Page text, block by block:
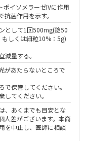
ポイソメラーゼIVに作用
抗菌作用を示す。
として1回500mg(錠50
しくは細粒10%：5g)
減量する。
があたらないところで
で保管してください。
してください。
、あくまでも目安とな
人差がございます。本商
を中止し、医師に相談